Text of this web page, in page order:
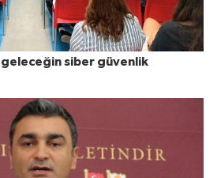
siber güvenlik